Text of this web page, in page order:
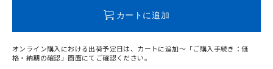
カートに追加
オンライン購入における出荷予定日は、カートに追加～「ご購入手続き：価
格・納期の確認」画面にてご確認ください。